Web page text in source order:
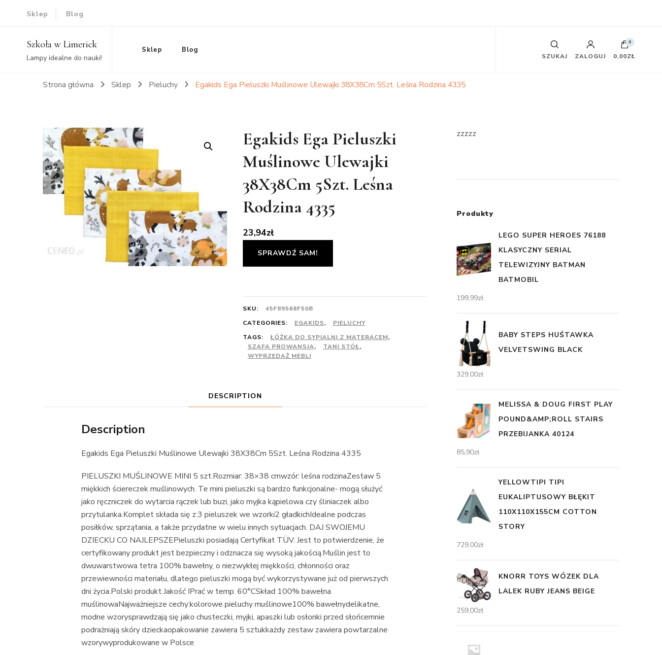
Sklep Blog
Szkoła w Limerick
Lampy idealne do nauki!
Sklep Blog
SZUKAJ ZALOGUJ
0
0,00ZŁ
Strona główna Sklep Pieluchy Egakids Ega Pieluszki Muślinowe Ulewajki 38X38Cm 5Szt. Leśna Rodzina 4335
Egakids Ega Pieluszki
Muślinowe Ulewajki
38X38Cm 5Szt. Leśna
Rodzina 4335
23,94zł
SPRAWDŹ SAM!
SKU:
45F89568F50B
CATEGORIES:
EGAKIDS,
PIELUCHY
TAGS:
ŁÓŻKA DO SYPIALNI Z MATERACEM,
SZAFA PROWANSJA, TANI STÓŁ,
WYPRZEDAŻ MEBLI
DESCRIPTION
Description
Egakids Ega Pieluszki Muślinowe Ulewajki 38X38Cm 5Szt. Leśna Rodzina 4335
PIELUSZKI MUŚLINOWE MINI 5 szt.Rozmiar: 38×38 cmwzór: leśna rodzinaZestaw 5
miękkich ściereczek muślinowych. Te mini pieluszki są bardzo funkcjonalne- mogą służyć
jako ręczniczek do wytarcia rączek lub buzi, jako myjka kąpielowa czy śliniaczek albo
przytulanka.Komplet składa się z:3 pieluszek we wzorki2 gładkichIdealne podczas
posiłków, sprzątania, a także przydatne w wielu innych sytuacjach. DAJ SWOJEMU
DZIECKU CO NAJLEPSZEPieluszki posiadają Certyfikat TÜV. Jest to potwierdzenie, że
certyfikowany produkt jest bezpieczny i odznacza się wysoką jakością.Muślin jest to
dwuwarstwowa tetra 100% bawełny, o niezwykłej miękkości, chłonności oraz
przewiewności materiału, dlatego pieluszki mogą być wykorzystywane już od pierwszych
dni życia.Polski produkt.Jakość IPrać w temp. 60°CSkład 100% bawełna
muślinowaNajważniejsze cechy:kolorowe pieluchy muślinowe100% bawełnydelikatne,
modne wzorysprawdzają się jako chusteczki, myjki, apaszki lub osłonki przed słońcemnie
podrażniają skóry dzieckaopakowanie zawiera 5 sztukkażdy zestaw zawiera powtarzalne
wzorywyprodukowane w Polsce
zzzzz
Produkty
LEGO SUPER HEROES 76188
KLASYCZNY SERIAL
TELEWIZYJNY BATMAN
BATMOBIL
199,99zł
BABY STEPS HUŚTAWKA
VELVETSWING BLACK
329,00zł
MELISSA & DOUG FIRST PLAY
POUND&AMP;ROLL STAIRS
PRZEBIJANKA 40124
85,90zł
YELLOWTIPI TIPI
EUKALIPTUSOWY BŁĘKIT
110X110X155CM COTTON
STORY
729,00zł
KNORR TOYS WÓZEK DLA
LALEK RUBY JEANS BEIGE
259,00zł